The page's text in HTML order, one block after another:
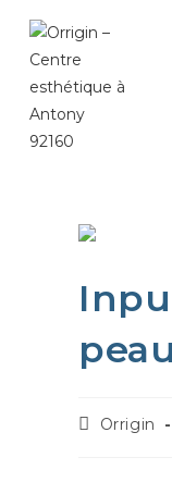
peau
Orrigin